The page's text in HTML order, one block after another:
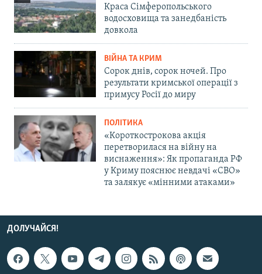
Краса Сімферопольського
водосховища та занедбаність
довкола
ВІЙНА ТА КРИМ
Сорок днів, сорок ночей. Про
результати кримської операції з
примусу Росії до миру
ПОЛІТИКА
«Короткострокова акція
перетворилася на війну на
виснаження»: Як пропаганда РФ
у Криму пояснює невдачі «СВО»
та залякує «мінними атаками»
ДОЛУЧАЙСЯ!